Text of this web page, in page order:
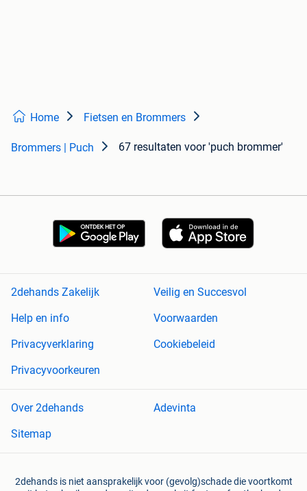
Home Fietsen en Brommers
Brommers | Puch 67 resultaten voor 'puch brommer'
2dehands Zakelijk
Veilig en Succesvol
Help en info
Voorwaarden
Privacyverklaring
Cookiebeleid
Privacyvoorkeuren
Over 2dehands
Adevinta
Sitemap
2dehands is niet aansprakelijk voor (gevolg)schade die voortkomt